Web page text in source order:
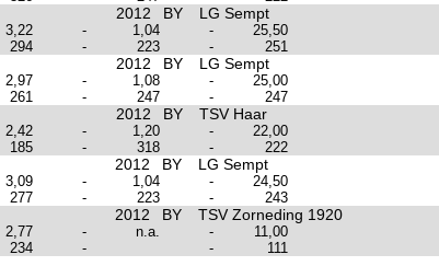
2012 BY LG Sempt
3,22 - 1,04 -
25,50
294 - 223 - 251
2012 BY LG Sempt
2,97 - 1,08 -
25,00
261 - 247 - 247
2012 BY TSV Haar
2,42 - 1,20 -
22,00
185 - 318 - 222
2012 BY LG Sempt
3,09 - 1,04 -
24,50
277 - 223 - 243
2012 BY TSV Zorneding 1920
2,77 - n.a. -
11,00
234 - - 111